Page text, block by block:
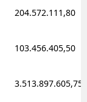
204.572.111,80
103.456.405,50
3.513.897.605,75